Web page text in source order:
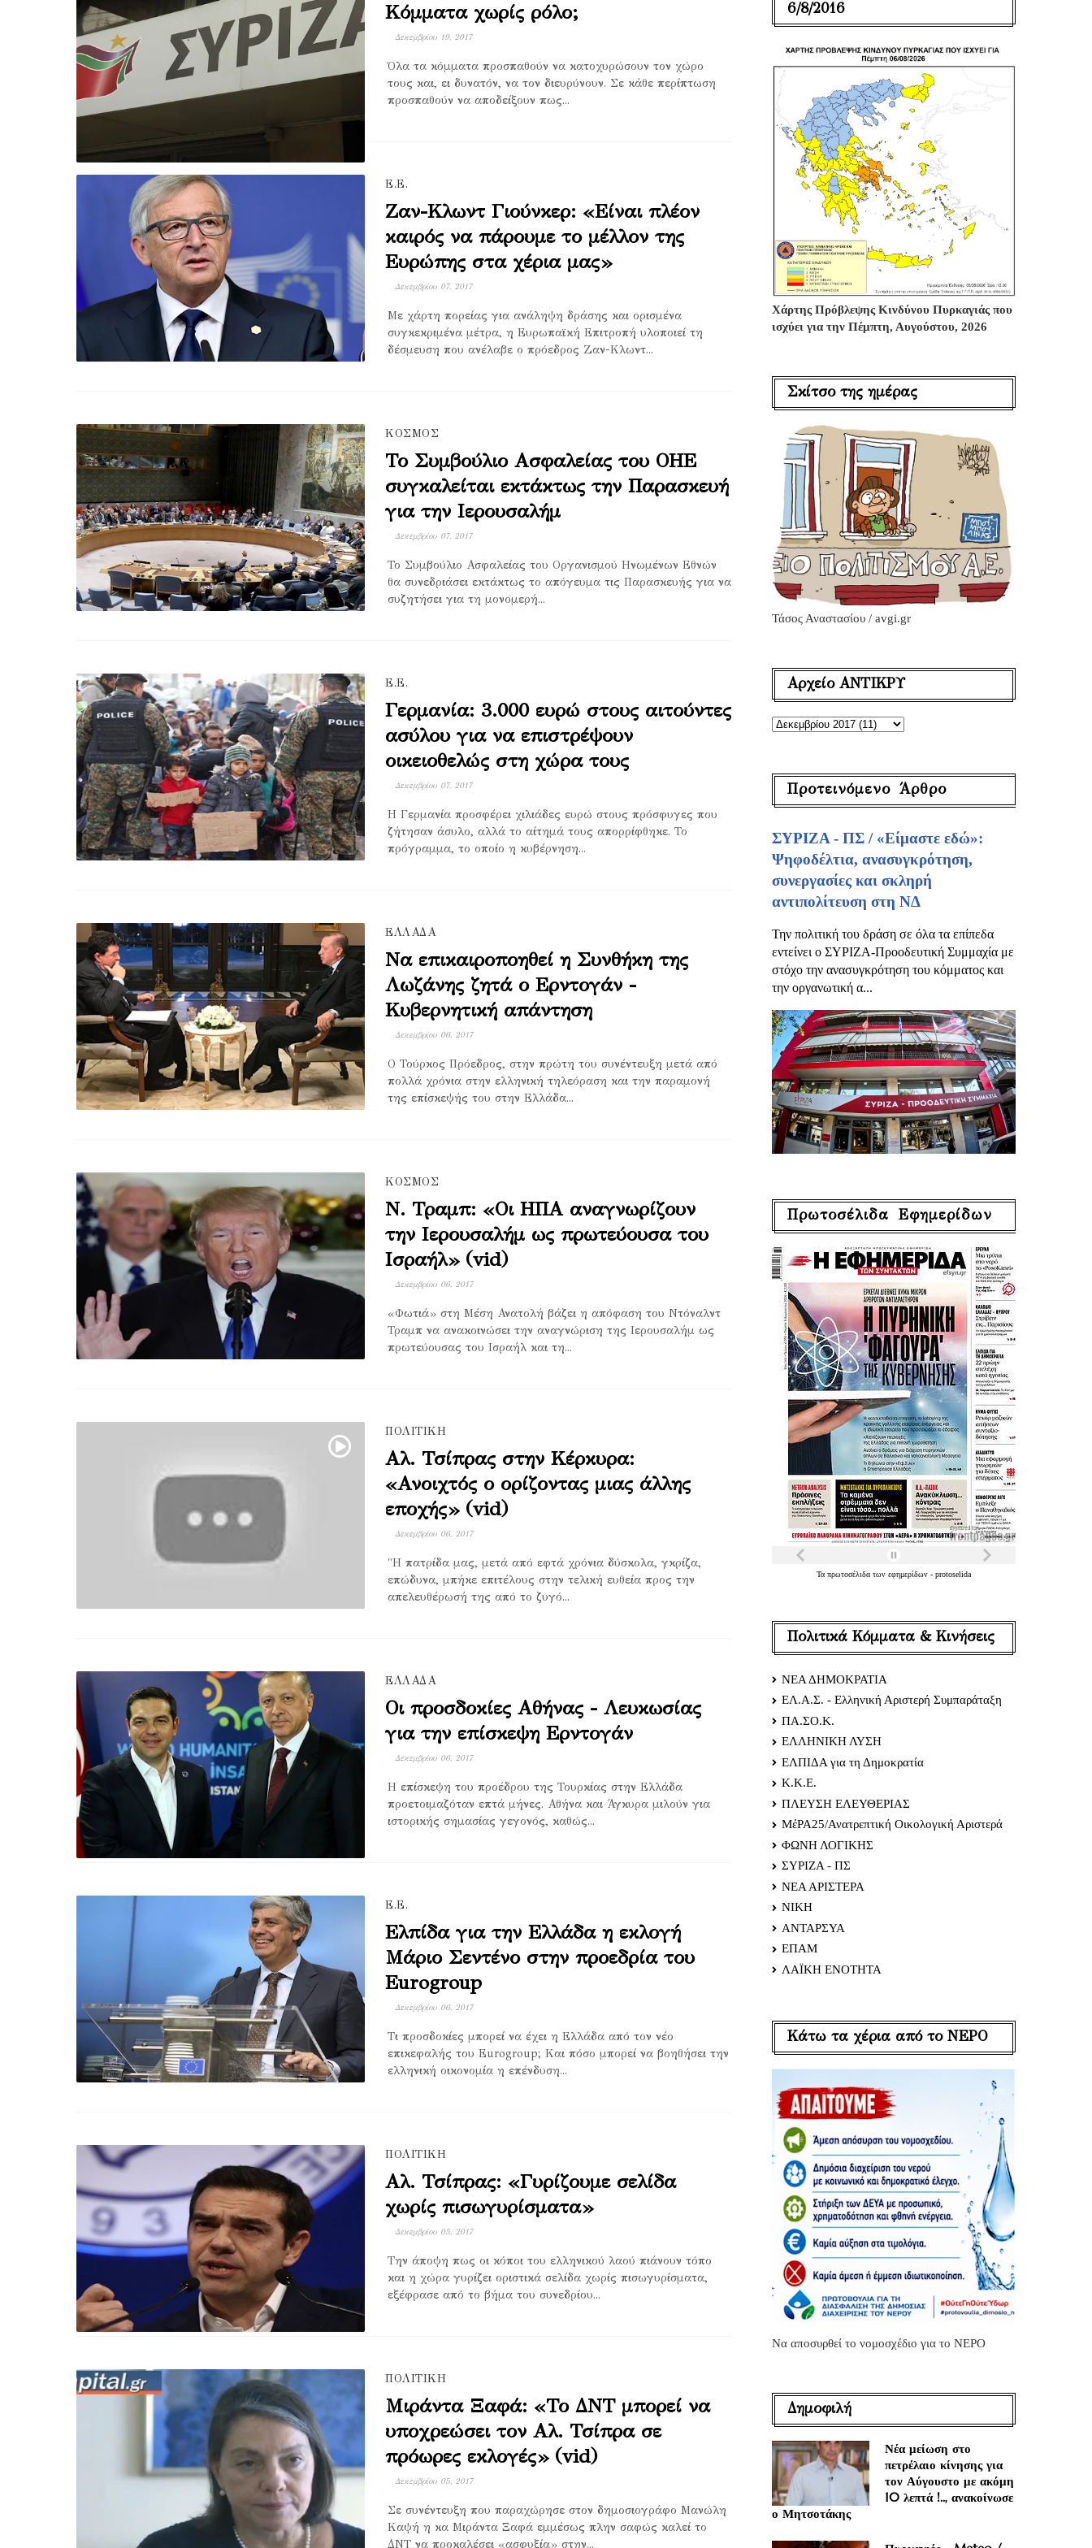
Κόμματα χωρίς ρόλο;
Δεκεμβρίου 19, 2017
Όλα τα κόμματα προσπαθούν να κατοχυρώσουν τον χώρο
τους και, ει δυνατόν, να τον διευρύνουν. Σε κάθε περίπτωση
προσπαθούν να αποδείξουν πως...
Ε.Ε.
Ζαν-Κλωντ Γιούνκερ: «Είναι πλέον
καιρός να πάρουμε το μέλλον της
Ευρώπης στα χέρια μας»
Δεκεμβρίου 07, 2017
Με χάρτη πορείας για ανάληψη δράσης και ορισμένα
συγκεκριμένα μέτρα, η Ευρωπαϊκή Επιτροπή υλοποιεί τη
δέσμευση που ανέλαβε ο πρόεδρος Ζαν-Κλωντ...
ΚΟΣΜΟΣ
Το Συμβούλιο Ασφαλείας του ΟΗΕ
συγκαλείται εκτάκτως την Παρασκευή
για την Ιερουσαλήμ
Δεκεμβρίου 07, 2017
Το Συμβούλιο Ασφαλείας του Οργανισμού Ηνωμένων Εθνών
θα συνεδριάσει εκτάκτως το απόγευμα τις Παρασκευής για να
συζητήσει για τη μονομερή...
Ε.Ε.
Γερμανία: 3.000 ευρώ στους αιτούντες
ασύλου για να επιστρέψουν
οικειοθελώς στη χώρα τους
Δεκεμβρίου 07, 2017
Η Γερμανία προσφέρει χιλιάδες ευρώ στους πρόσφυγες που
ζήτησαν άσυλο, αλλά το αίτημά τους απορρίφθηκε. Το
πρόγραμμα, το οποίο η κυβέρνηση...
ΕΛΛΑΔΑ
Να επικαιροποηθεί η Συνθήκη της
Λωζάνης ζητά ο Ερντογάν -
Κυβερνητική απάντηση
Δεκεμβρίου 06, 2017
Ο Τούρκος Πρόεδρος, στην πρώτη του συνέντευξη μετά από
πολλά χρόνια στην ελληνική τηλεόραση και την παραμονή
της επίσκεψής του στην Ελλάδα...
ΚΟΣΜΟΣ
Ν. Τραμπ: «Οι ΗΠΑ αναγνωρίζουν
την Ιερουσαλήμ ως πρωτεύουσα του
Ισραήλ» (vid)
Δεκεμβρίου 06, 2017
«Φωτιά» στη Μέση Ανατολή βάζει η απόφαση του Ντόναλντ
Τραμπ να ανακοινώσει την αναγνώριση της Ιερουσαλήμ ως
πρωτεύουσας του Ισραήλ και τη...
ΠΟΛΙΤΙΚΗ
Αλ. Τσίπρας στην Κέρκυρα:
«Ανοιχτός ο ορίζοντας μιας άλλης
εποχής» (vid)
Δεκεμβρίου 06, 2017
"Η πατρίδα μας, μετά από εφτά χρόνια δύσκολα, γκρίζα,
επώδυνα, μπήκε επιτέλους στην τελική ευθεία προς την
απελευθέρωσή της από το ζυγό...
ΕΛΛΑΔΑ
Οι προσδοκίες Αθήνας - Λευκωσίας
για την επίσκεψη Ερντογάν
Δεκεμβρίου 06, 2017
Η επίσκεψη του προέδρου της Τουρκίας στην Ελλάδα
προετοιμαζόταν επτά μήνες. Αθήνα και Άγκυρα μιλούν για
ιστορικής σημασίας γεγονός, καθώς...
Ε.Ε.
Ελπίδα για την Ελλάδα η εκλογή
Μάριο Σεντένο στην προεδρία του
Eurogroup
Δεκεμβρίου 06, 2017
Τι προσδοκίες μπορεί να έχει η Ελλάδα από τον νέο
επικεφαλής του Eurogroup; Και πόσο μπορεί να βοηθήσει την
ελληνική οικονομία η επένδυση...
ΠΟΛΙΤΙΚΗ
Αλ. Τσίπρας: «Γυρίζουμε σελίδα
χωρίς πισωγυρίσματα»
Δεκεμβρίου 05, 2017
Την άποψη πως οι κόποι του ελληνικού λαού πιάνουν τόπο
και η χώρα γυρίζει οριστικά σελίδα χωρίς πισωγυρίσματα,
εξέφρασε από το βήμα του συνεδρίου...
ΠΟΛΙΤΙΚΗ
Μιράντα Ξαφά: «Το ΔΝΤ μπορεί να
υποχρεώσει τον Αλ. Τσίπρα σε
πρόωρες εκλογές» (vid)
Δεκεμβρίου 05, 2017
Σε συνέντευξη που παραχώρησε στον δημοσιογράφο Μανώλη
Καψή η κα Μιράντα Ξαφά εμμέσως πλην σαφώς καλεί το
ΔΝΤ να προκαλέσει «ασφυξία» στην...
6/8/2016
Χάρτης Πρόβλεψης Κινδύνου Πυρκαγιάς που
ισχύει για την Πέμπτη, Αυγούστου, 2026
Σκίτσο της ημέρας
Τάσος Αναστασίου / avgi.gr
Αρχείο ΑΝΤΙΚΡΥ
Προτεινόμενο Άρθρο
ΣΥΡΙΖΑ - ΠΣ / «Είμαστε εδώ»:
Ψηφοδέλτια, ανασυγκρότηση,
συνεργασίες και σκληρή
αντιπολίτευση στη ΝΔ
Την πολιτική του δράση σε όλα τα επίπεδα
εντείνει ο ΣΥΡΙΖΑ-Προοδευτική Συμμαχία με
στόχο την ανασυγκρότηση του κόμματος και
την οργανωτική α...
Πρωτοσέλιδα Εφημερίδων
Τα πρωτοσέλιδα των εφημερίδων - protoselida
Πολιτικά Κόμματα & Κινήσεις
ΝΕΑ ΔΗΜΟΚΡΑΤΙΑ
ΕΛ.Α.Σ. - Ελληνική Αριστερή Συμπαράταξη
ΠΑ.ΣΟ.Κ.
ΕΛΛΗΝΙΚΗ ΛΥΣΗ
ΕΛΠΙΔΑ για τη Δημοκρατία
Κ.Κ.Ε.
ΠΛΕΥΣΗ ΕΛΕΥΘΕΡΙΑΣ
ΜέΡΑ25/Ανατρεπτική Οικολογική Αριστερά
ΦΩΝΗ ΛΟΓΙΚΗΣ
ΣΥΡΙΖΑ - ΠΣ
ΝΕΑ ΑΡΙΣΤΕΡΑ
ΝΙΚΗ
ΑΝΤΑΡΣΥΑ
ΕΠΑΜ
ΛΑΪΚΗ ΕΝΟΤΗΤΑ
Κάτω τα χέρια από το ΝΕΡΟ
Να αποσυρθεί το νομοσχέδιο για το ΝΕΡΟ
Δημοφιλή
Νέα μείωση στο
πετρέλαιο κίνησης για
τον Αύγουστο με ακόμη
10 λεπτά !.., ανακοίνωσε
ο Μητσοτάκης